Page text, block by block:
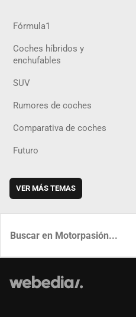
Fórmula1
Coches híbridos y
enchufables
SUV
Rumores de coches
Comparativa de coches
Futuro
VER MÁS TEMAS